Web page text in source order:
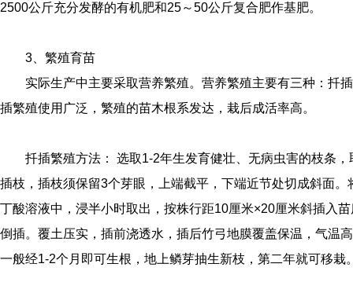
2500公斤充分发酵的有机肥和25～50公斤复合肥作基肥。
3、繁殖育苗
实际生产中主要采取营养繁殖。营养繁殖主要有三种：扦
插繁殖使用广泛，繁殖的苗木根系发达，栽后成活率高。
扦插繁殖方法： 选取1-2年生发育健壮、无病虫害的枝条
插枝，插枝须保留3个芽眼，上端截平，下端近节处切成斜面
丁酸溶液中，浸半小时取出，按株行距10厘米×20厘米斜插入
倒插。覆土压实，插前浇透水，插后竹弓地膜覆盖保温，气温
一般经1-2个月即可生根，地上鳞芽抽生新枝，第二年就可